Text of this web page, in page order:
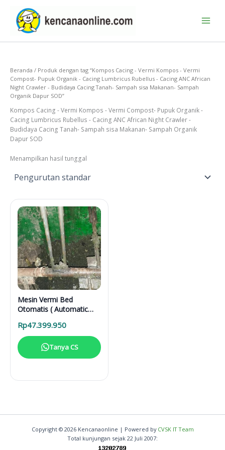
konten
Beranda / Produk dengan tag “Kompos Cacing - Vermi Kompos - Vermi
Compost- Pupuk Organik - Cacing Lumbricus Rubellus - Cacing ANC African
Night Crawler - Budidaya Cacing Tanah- Sampah sisa Makanan- Sampah
Organik Dapur SOD”
Kompos Cacing - Vermi Kompos - Vermi Compost- Pupuk Organik -
Cacing Lumbricus Rubellus - Cacing ANC African Night Crawler -
Budidaya Cacing Tanah- Sampah sisa Makanan- Sampah Organik
Dapur SOD
Menampilkan hasil tunggal
Mesin Vermi Bed
Otomatis ( Automatic
Rp47.399.950
Tanya CS
Copyright © 2026 Kencanaonline | Powered by CVSK IT Team
Total kunjungan sejak 22 Juli 2007: